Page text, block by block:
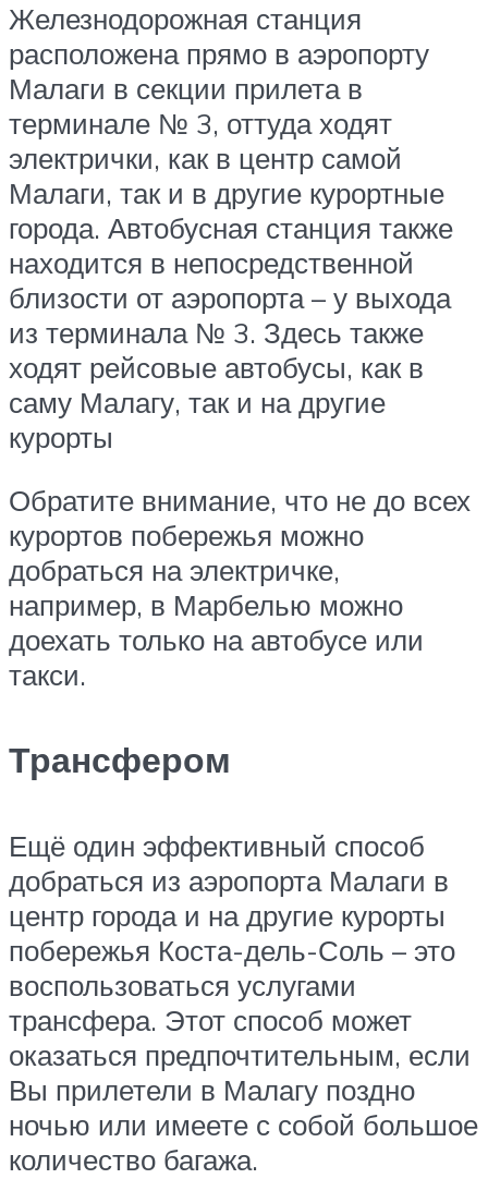
Железнодорожная станция
расположена прямо в аэропорту
Малаги в секции прилета в
терминале № 3, оттуда ходят
электрички, как в центр самой
Малаги, так и в другие курортные
города. Автобусная станция также
находится в непосредственной
близости от аэропорта – у выхода
из терминала № 3. Здесь также
ходят рейсовые автобусы, как в
саму Малагу, так и на другие
курорты
Обратите внимание, что не до всех
курортов побережья можно
добраться на электричке,
например, в Марбелью можно
доехать только на автобусе или
такси.
Трансфером
Ещё один эффективный способ
добраться из аэропорта Малаги в
центр города и на другие курорты
побережья Коста-дель-Соль – это
воспользоваться услугами
трансфера. Этот способ может
оказаться предпочтительным, если
Вы прилетели в Малагу поздно
ночью или имеете с собой большое
количество багажа.